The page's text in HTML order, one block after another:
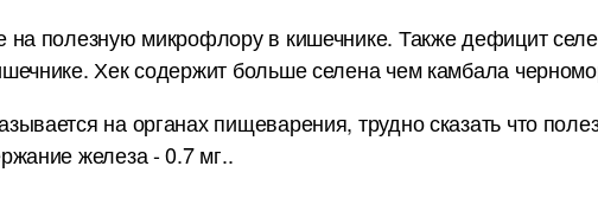
на полезную микрофлору в кишечнике. Также дефицит
Хек содержит больше селена чем камбала
на органах пищеварения, трудно сказать что
железа - 0.7 мг..